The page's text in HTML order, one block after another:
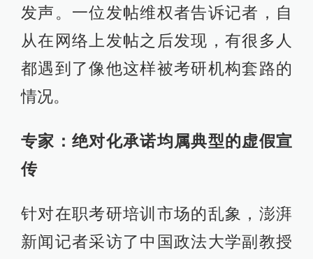
发声。一位发帖维权者告诉记者，自
从在网络上发帖之后发现，有很多人
都遇到了像他这样被考研机构套路的
情况。
专家： 绝对化承诺均属典型的虚假宣
传
针对在职考研培训市场的乱象，澎湃
新闻记者采访了中国政法大学副教授